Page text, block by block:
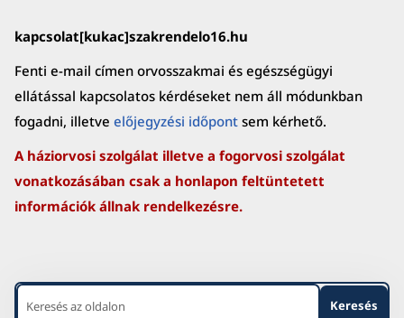
kapcsolat[kukac]szakrendelo16.hu
Fenti e-mail címen orvosszakmai és egészségügyi
ellátással kapcsolatos kérdéseket nem áll módunkban
fogadni, illetve előjegyzési időpontsem kérhető.
A háziorvosi szolgálat illetve a fogorvosi szolgálat
vonatkozásában csak a honlapon feltüntetett
információk állnak rendelkezésre.